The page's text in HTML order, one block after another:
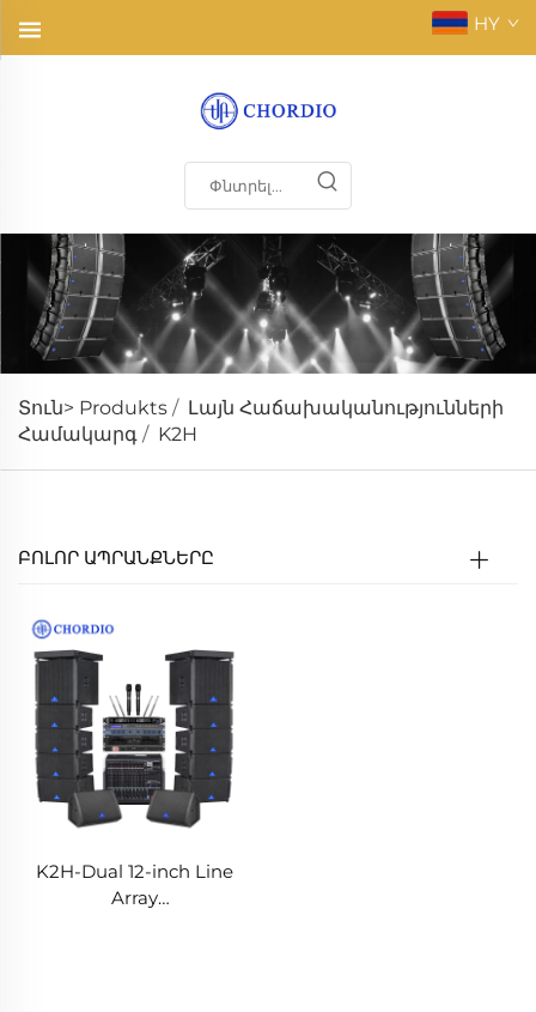
HY
Տուն> Produkts / Լայն Հաճախականությունների
Համակարգ / K2H
ԲՈԼՈՐ ԱՊՐԱՆՔՆԵՐԸ
K2H-Dual 12-inch Line
Array